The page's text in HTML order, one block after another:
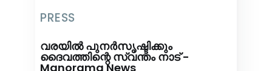
PRESS
വരയിൽ പുനർസൃഷ്ടിക്കും
ദൈവത്തിന്റെ സ്വന്തം നാട് -
Manorama News